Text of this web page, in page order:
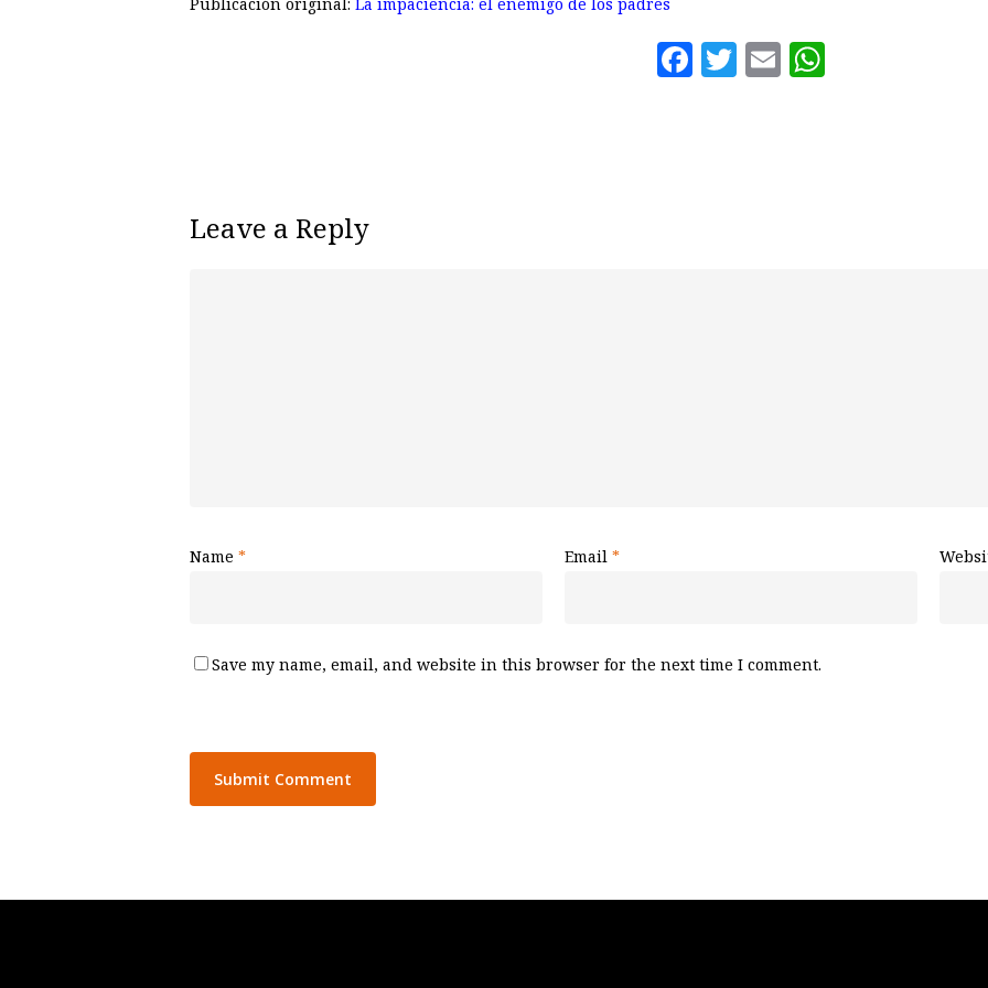
Facebook
Twitter
Email
Leave a Reply
Name * Email *
Save my name, email, and website in this browser for the next time I comment.